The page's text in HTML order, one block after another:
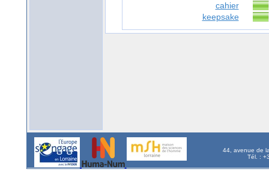
cahier
keepsake
44, avenue de
Tél. :